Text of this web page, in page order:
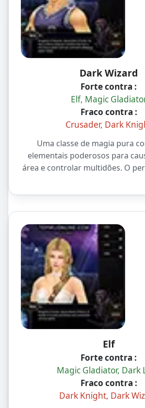
Dark Wizard
Forte contra :
Elf, Magic
Fraco contra :
Crusader, Dark
Uma classe de magia pura
elementais poderosos para
área e controlar multidões. O
um suporte essencial no PvP
Elf
Forte contra :
Magic Gladiator, Dark
Fraco contra :
Dark Knight, Dark